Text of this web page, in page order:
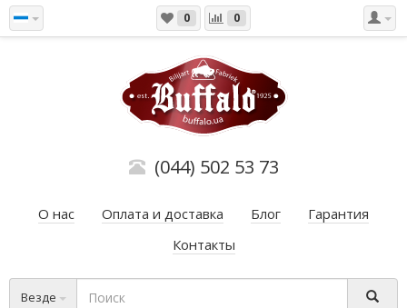
0 0
(044) 502 53 73
О нас Оплата и доставка Блог
Гарантия
Контакты
Везде